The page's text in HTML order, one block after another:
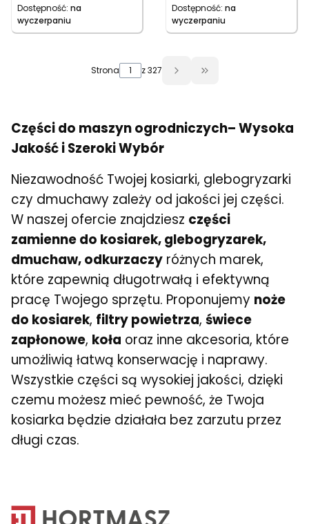
Dostępność: na
wyczerpaniu
Dostępność: na
wyczerpaniu
Strona z 327 Przejdź do ostatniej
Części do maszyn ogrodniczych– Wysoka
Jakość i Szeroki Wybór
Niezawodność Twojej kosiarki, glebogryzarki
czy dmuchawy zależy od jakości jej części.
W naszej ofercie znajdziesz części
zamienne do kosiarek, glebogryzarek,
dmuchaw, odkurzaczy różnych marek,
które zapewnią długotrwałą i efektywną
pracę Twojego sprzętu. Proponujemy noże
do kosiarek, filtry powietrza, świece
zapłonowe, koła oraz inne akcesoria, które
umożliwią łatwą konserwację i naprawy.
Wszystkie części są wysokiej jakości, dzięki
czemu możesz mieć pewność, że Twoja
kosiarka będzie działała bez zarzutu przez
długi czas.